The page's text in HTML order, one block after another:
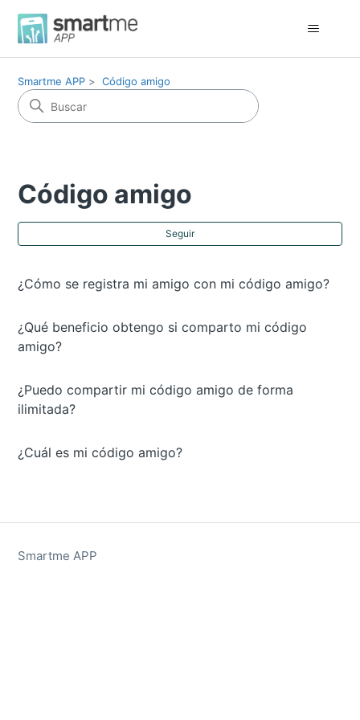
Smartme APP Código amigo
Código amigo
Seguir
¿Cómo se registra mi amigo con mi código amigo?
¿Qué beneficio obtengo si comparto mi código
amigo?
¿Puedo compartir mi código amigo de forma
ilimitada?
¿Cuál es mi código amigo?
Smartme APP